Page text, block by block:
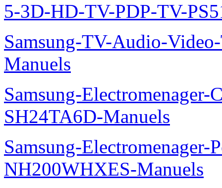
5-3D-HD-TV-PDP-TV-
Samsung-TV-Audio-
Manuels
Samsung-Electromenager-
SH24TA6D-Manuels
Samsung-
NH200WHXES-Manuels